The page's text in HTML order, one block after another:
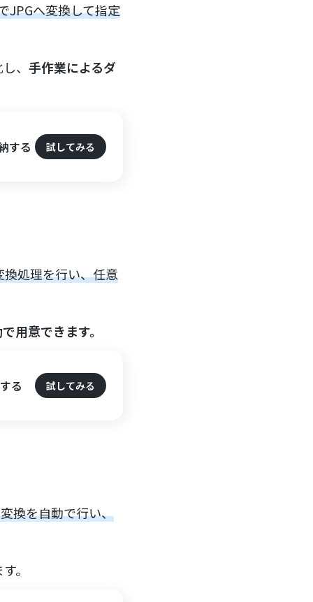
JPGへ変換して指定
、 手作業によるダ
する 試してみる
換処理を行い、任意
用意できます。
る 試してみる
換を自動で行い、
。